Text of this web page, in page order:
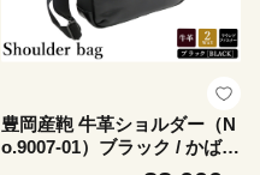
豊岡産鞄 牛革ショルダー（N
o.9007-01）ブラック / かばん